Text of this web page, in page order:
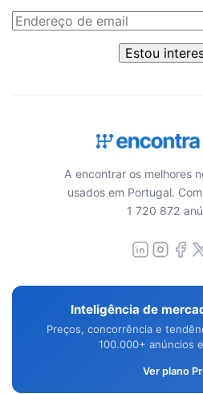
Estou
A encontrar os melhores
usados em Portugal.
1 720 872
Inteligência de
Preços, concorrência e
100.000+ anúncios
Ver plano